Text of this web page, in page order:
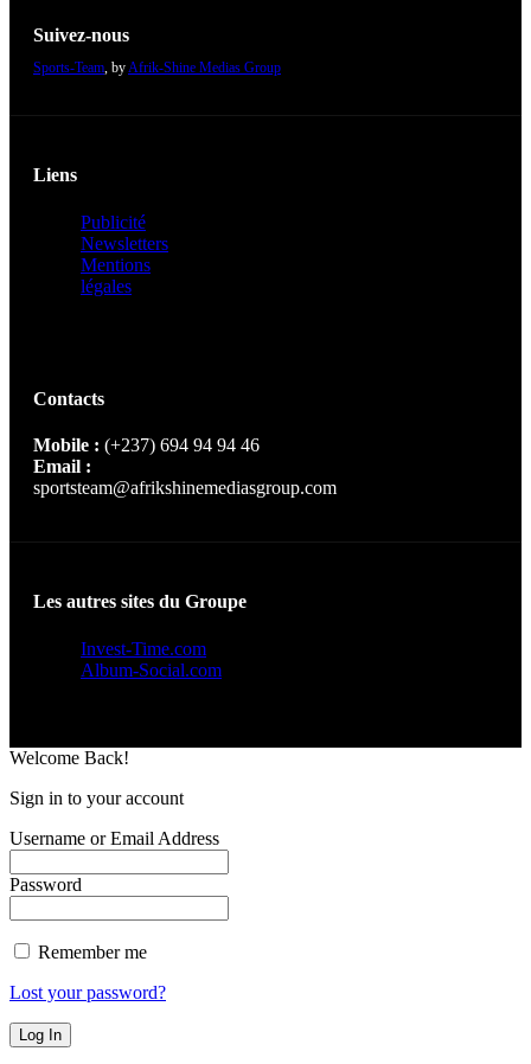
Suivez-nous
Sports-Team, byAfrik-Shine Medias Group
Liens
Publicité
Newsletters
Mentions
légales
Contacts
Mobile : (+237) 694 94 94 46
Email :
sportsteam@afrikshinemediasgroup.com
Les autres sites du Groupe
Invest-Time.com
Album-Social.com
Welcome Back!
Sign in to your account
Username or Email Address
Password
Remember me
Lost your password?